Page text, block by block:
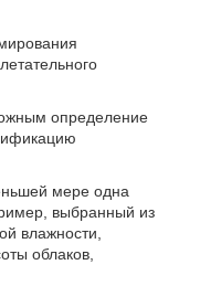
определение
мере одна
выбранный из
влажности,
облаков,